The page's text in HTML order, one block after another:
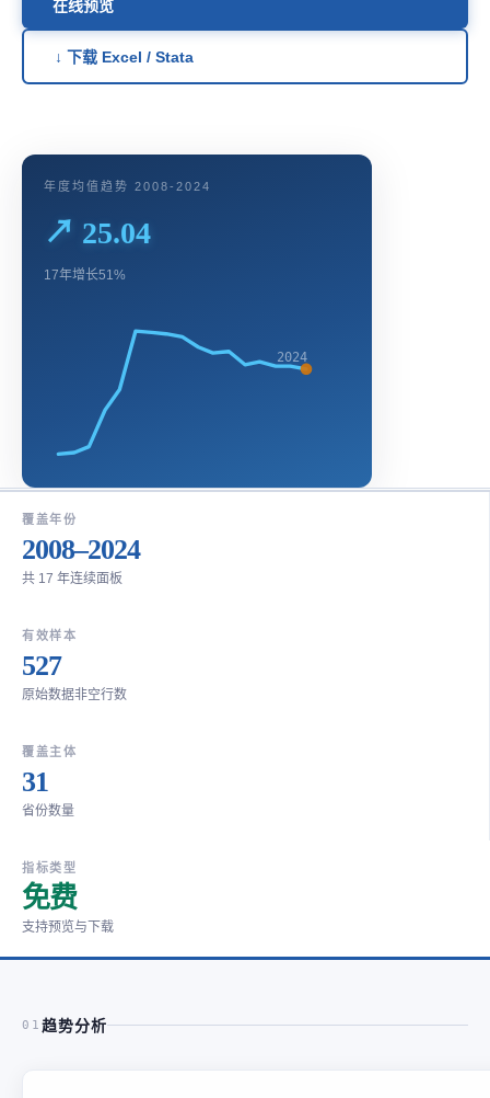
在线预览
↓ 下载 Excel / Stata
年度均值趋势 2008-2024
↗ 25.04
17年增长51%
2024
覆盖年份
2008–2024
共 17 年连续面板
有效样本
527
原始数据非空行数
覆盖主体
31
省份数量
指标类型
免费
支持预览与下载
01 趋势分析